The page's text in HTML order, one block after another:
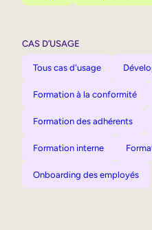
CAS D’USAGE
Tous cas d'usage
Formation à la conformité
Formation des adhérents
Formation interne
Onboarding des employés